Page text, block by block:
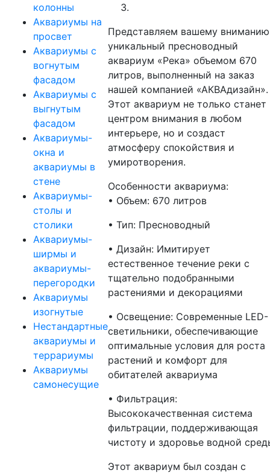
колонны
Аквариумы на
просвет
Аквариумы с
вогнутым
фасадом
Аквариумы с
выгнутым
фасадом
Аквариумы-
окна и
аквариумы в
стене
Аквариумы-
столы и
столики
Аквариумы-
ширмы и
аквариумы-
перегородки
Аквариумы
изогнутые
Нестандартные
аквариумы и
террариумы
Аквариумы
самонесущие
Представляем вашему вниманию
уникальный пресноводный
аквариум «Река» объемом 670
литров, выполненный на заказ
нашей компанией «АКВАдизайн».
Этот аквариум не только станет
центром внимания в любом
интерьере, но и создаст
атмосферу спокойствия и
умиротворения.
Особенности аквариума:
• Объем: 670 литров
• Тип: Пресноводный
• Дизайн: Имитирует
естественное течение реки с
тщательно подобранными
растениями и декорациями
• Освещение: Современные LED-
светильники, обеспечивающие
оптимальные условия для роста
растений и комфорт для
обитателей аквариума
• Фильтрация:
Высококачественная система
фильтрации, поддерживающая
чистоту и здоровье водной
Этот аквариум был создан с